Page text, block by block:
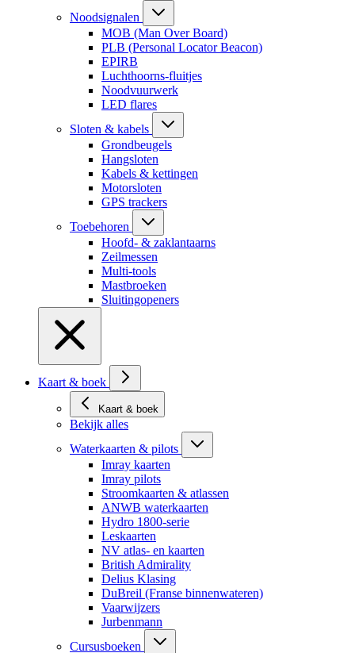
Noodsignalen
MOB (Man Over Board)
PLB (Personal Locator Beacon)
EPIRB
Luchthoorns-fluitjes
Noodvuurwerk
LED flares
Sloten & kabels
Grondbeugels
Hangsloten
Kabels & kettingen
Motorsloten
GPS trackers
Toebehoren
Hoofd- & zaklantaarns
Zeilmessen
Multi-tools
Mastbroeken
Sluitingopeners
Kaart & boek
Kaart & boek
Bekijk alles
Waterkaarten & pilots
Imray kaarten
Imray pilots
Stroomkaarten & atlassen
ANWB waterkaarten
Hydro 1800-serie
Leskaarten
NV atlas- en kaarten
British Admirality
Delius Klasing
DuBreil (Franse binnenwateren)
Vaarwijzers
Jurbenmann
Cursusboeken